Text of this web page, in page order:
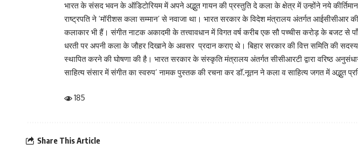
भारत के संसद भवन के ऑडिटोरियम में अपने अद्भुत गायन की प्रस्तुति दे कला के क्षेत्र में उन्होंने नये
राष्ट्रपति ने ‘मॉरीशस कला सम्मान’ से नवाजा था। भारत सरकार के विदेश मंत्रालय अंतर्गत
कलाकार भी हैं। संगीत नाटक अकादमी के तत्त्वावधान में विगत वर्ष करीब एक सौ पच्चीस करोड़ के बजट
धरती पर अपनी कला के जौहर दिखाने के अवसर प्रदान कराए थे। बिहार सरकार की वित्त समिति की
स्थापित करने की घोषणा की है। भारत सरकार के संस्कृति मंत्रालय अंतर्गत सीसीआरटी द्वारा वरिष्ठ
साहित्य संसार में संगीत का स्वरुप’ नामक पुस्तक की रचना कर डाॅ.नूतन ने कला व साहित्य जगत में अद्भुत
185
Share This Article